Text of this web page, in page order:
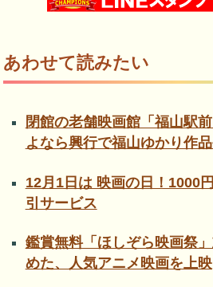
あわせて読みたい
閉館の老舗映画館「福山駅
よなら興行で福山ゆかり作
12月1日は 映画の日！1000
引サービス
鑑賞無料「ほしぞら映画祭
めた、人気アニメ映画を上映